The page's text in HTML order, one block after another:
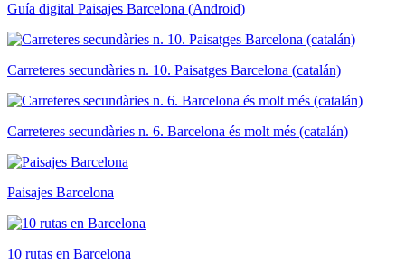
Guía digital Paisajes Barcelona (Android)
Carreteres secundàries n. 10. Paisatges Barcelona (catalán)
Carreteres secundàries n. 6. Barcelona és molt més (catalán)
Paisajes Barcelona
10 rutas en Barcelona